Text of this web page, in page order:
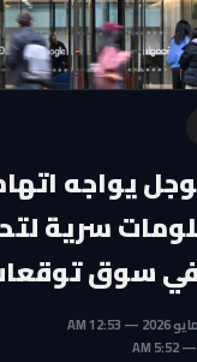
يواجه
سرية
في سوق